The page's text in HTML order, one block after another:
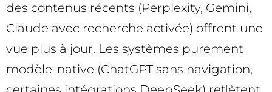
des contenus récents (Perplexity, Gemini,
Claude avec recherche activée) offrent une
vue plus à jour. Les systèmes purement
modèle-native (ChatGPT sans navigation,